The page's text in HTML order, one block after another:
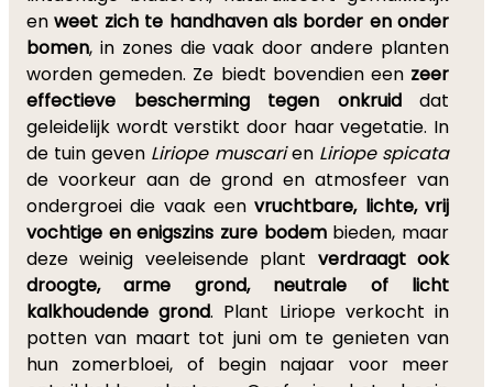
enweet zich te handhaven als border en onder
bomen, in zones die vaak door andere planten
worden gemeden. Ze biedt bovendien een zeer
effectieve bescherming tegen onkruiddat
geleidelijk wordt verstikt door haar vegetatie. In
de tuin geven Liriope muscarien Liriope spicata
de voorkeur aan de grond en atmosfeer van
ondergroei die vaak eenvruchtbare, lichte, vrij
vochtige en enigszins zure bodembieden, maar
deze weinig veeleisende plant verdraagt ook
droogte, arme grond, neutrale of licht
kalkhoudende grond. Plant Liriope verkocht in
potten van maart tot juni om te genieten van
hun zomerbloei, of begin najaar voor meer